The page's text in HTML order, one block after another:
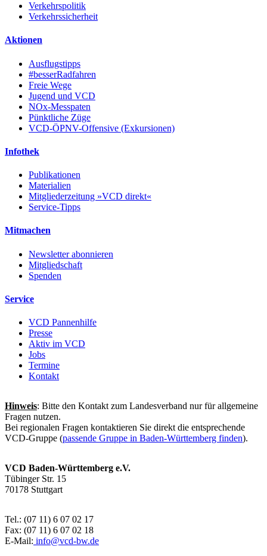
Verkehrspolitik
Verkehrssicherheit
Aktionen
Ausflugstipps
#besserRadfahren
Freie Wege
Jugend und VCD
NOx-Messpaten
Pünktliche Züge
VCD-ÖPNV-Offensive (Exkursionen)
Infothek
Publikationen
Materialien
Mitgliederzeitung »VCD direkt«
Service-Tipps
Mitmachen
Newsletter abonnieren
Mitgliedschaft
Spenden
Service
VCD Pannenhilfe
Presse
Aktiv im VCD
Jobs
Termine
Kontakt
Hinweis: Bitte den Kontakt zum Landesverband nur für allgemeine
Fragen nutzen.
Bei regionalen Fragen kontaktieren Sie direkt die entsprechende
VCD-Gruppe (passende Gruppe in Baden-Württemberg finden).
VCD Baden-Württemberg e.V.
Tübinger Str. 15
70178 Stuttgart
Tel.: (07 11) 6 07 02 17
Fax: (07 11) 6 07 02 18
E-Mail: info@vcd-bw.de